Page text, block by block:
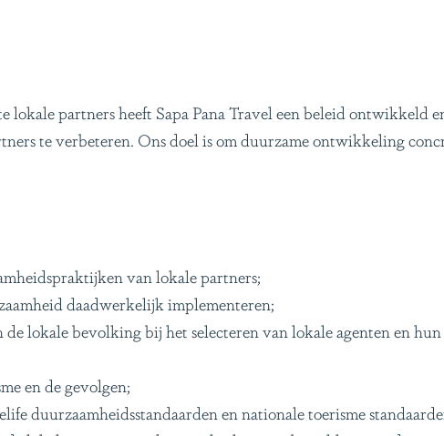
lokale partners heeft Sapa Pana Travel een beleid ontwikkeld
te verbeteren. Ons doel is om duurzame ontwikkeling
van lokale partners;
daadwerkelijk implementeren;
lokale bevolking bij het selecteren van lokale agenten en
en de gevolgen;
duurzaamheidsstandaarden en nationale toerisme